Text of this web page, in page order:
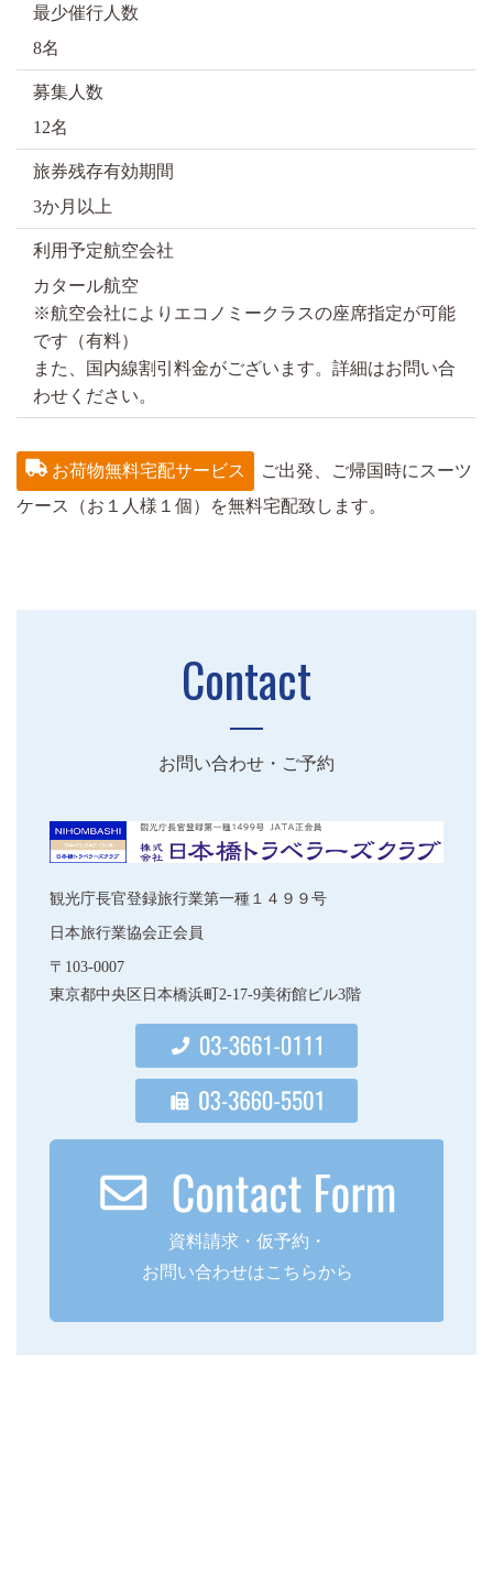
最少催行人数
8名
募集人数
12名
旅券残存有効期間
3か月以上
利用予定航空会社
カタール航空
※航空会社によりエコノミークラスの座席指定が可能
です（有料）
また、国内線割引料金がございます。詳細はお問い合
わせください。
お荷物無料宅配サービス
ご出発、ご帰国時にスーツ
ケース（お１人様１個）を無料宅配致します。
Contact
お問い合わせ・ご予約
観光庁長官登録旅行業第一種１４９９号
日本旅行業協会正会員
〒103-0007
東京都中央区日本橋浜町2-17-9美術館ビル3階
資料請求・仮予約・
お問い合わせはこちらから